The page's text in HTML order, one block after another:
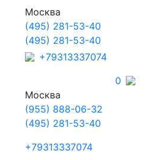
Москва
(495) 281-53-40
(495) 281-53-40
+79313337074
Москва
(955) 888-06-32
(495) 281-53-40
+79313337074
0